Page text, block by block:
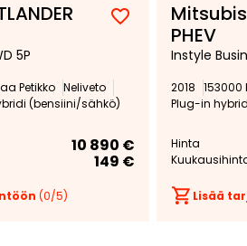
Lisää
suosikiksi
Poista
suosikeista
5P
Petikko Neliveto
(bensiini/sähkö)
10 890 €
149 €
(0/5)
PHEV
Instyle
2018 153000
Plug-in
Hinta
Lisää